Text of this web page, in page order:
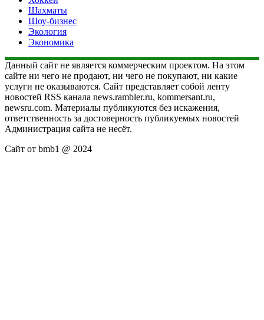
Шахматы
Шоу-бизнес
Экология
Экономика
Данный сайт не является коммерческим проектом. На этом
сайте ни чего не продают, ни чего не покупают, ни какие
услуги не оказываются. Сайт представляет собой ленту
новостей RSS канала news.rambler.ru, kommersant.ru,
newsru.com. Материалы публикуются без искажения,
ответственность за достоверность публикуемых новостей
Администрация сайта не несёт.
Сайт от bmb1 @ 2024